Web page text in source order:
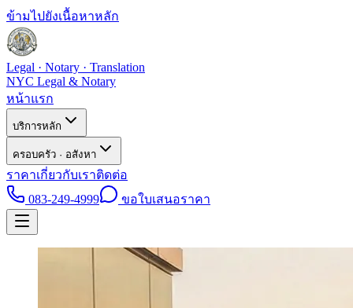
ข้ามไปยังเนื้อหาหลัก
Legal · Notary · Translation
NYC Legal & Notary
หน้าแรก
บริการหลัก
ครอบครัว · อสังหา
ราคาเกี่ยวกับเราติดต่อ
083-249-4999
ขอใบเสนอราคา